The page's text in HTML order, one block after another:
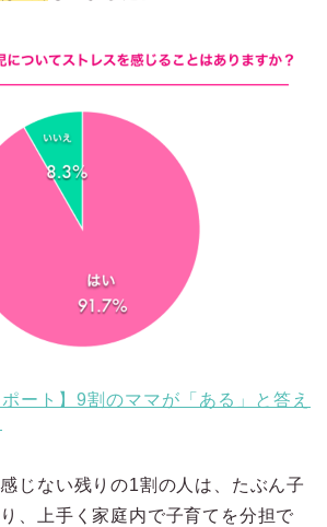
ポート】9割のママが「ある」と答え
じない残りの1割の人は、たぶん子
、上手く家庭内で子育てを分担で